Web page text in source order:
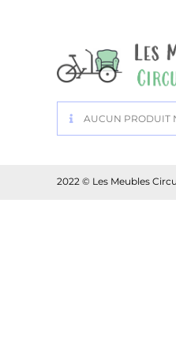
AUCUN PRODUIT
2022 © Les Meubles